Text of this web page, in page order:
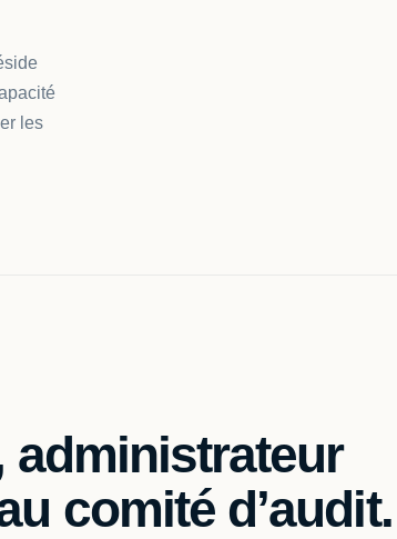
les
administrateur
comité d’audit.